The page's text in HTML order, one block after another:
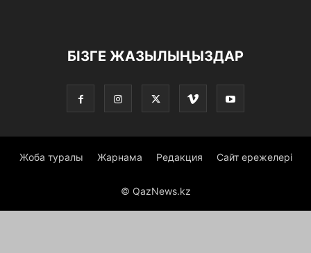
БІЗГЕ ЖАЗЫЛЫҢЫЗДАР
Жоба туралы Жарнама Редакция Сайт ережелері
© QazNews.kz